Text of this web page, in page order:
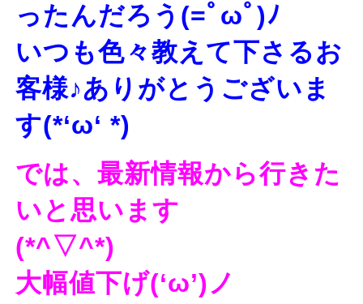
ったんだろう(=ﾟωﾟ)ﾉ
いつも色々教えて下さるお
客様♪ありがとうございま
す(*‘ω‘ *)
では、最新情報から行きた
いと思います
(*^▽^*)
大幅値下げ(‘ω’)ノ